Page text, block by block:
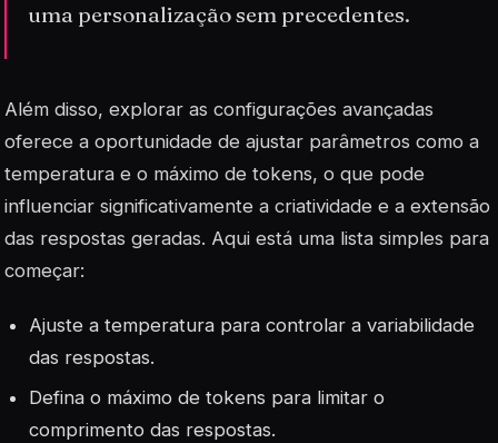
uma personalização sem precedentes.
Além disso, explorar as configurações avançadas
oferece a oportunidade de ajustar parâmetros como a
temperatura e o máximo de tokens, o que pode
influenciar significativamente a criatividade e a extensão
das respostas geradas. Aqui está uma lista simples para
começar:
Ajuste a temperatura para controlar a variabilidade
das respostas.
Defina o máximo de tokens para limitar o
comprimento das respostas.